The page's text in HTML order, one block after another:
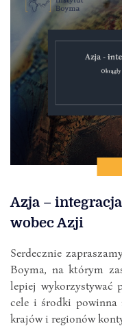
Azja –
wobec Azji
Serdecznie
Boyma, na którym
lepiej wykorzystywać
cele i środki powinna
krajów i regionów